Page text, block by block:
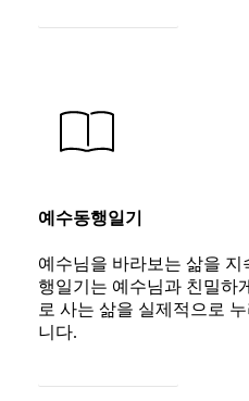
예수동행일기
예수님을 바라보는 삶을
행일기는 예수님과 친밀하
로 사는 삶을 실제적으로
니다.